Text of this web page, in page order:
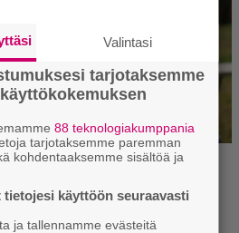
Valintasi
tarjotaksemme
88 teknologiakumppania
tarjotaksemme paremman
kohdentaaksemme sisältöä ja
käyttöön seuraavasti
ja tallennamme evästeitä